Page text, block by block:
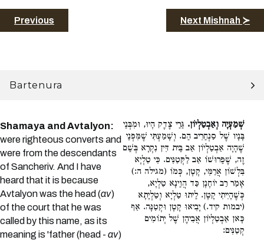
Previous Next Mishnah ≻
Bartenura
Shamaya and Avtalyon:
were righteous converts and
were from the descendants
of Sancheriv. And I have
heard that it is because
Avtalyon was the head (av)
of the court that he was
called by this name, as its
meaning is 'father (head - av)
שְׁמַעְיָה וְאַבְטַלְיוֹן. גֵּרֵי צֶדֶק הָיוּ, וּמִבְּנֵי
בָּנָיו שֶׁל סַנְחֵרִיב הֵם. וְשָׁמַעְתִּי שֶׁמִּפְּנֵי
שֶׁהָיָה אַבְטַלְיוֹן אַב בֵּית דִּין נִקְרָא בְּשֵׁם
זֶה, שֶׁפֵּרוּשׁוֹ אַב לַקְּטַנִּים. כִּי טַלְיָא
בִּלְשׁוֹן אֲרַמִּי, קָטָן, כְּמוֹ (מגילה ה:)
אָמַר רַב יוֹחָנָן כַּד הֲוֵינָא טַלְיָא,
כְּשֶׁהָיִיתִי קָטָן. לֵיתוּ טַלְיָא וְטַלְיָתָא
(יבמות קיד.) יָבִיאוּ קָטָן וּקְטַנָּה. אַף
כָּאן אַבְטַלְיוֹן אֲבִיהֶן שֶׁל יְתוֹמִים
קְטַנִּים: